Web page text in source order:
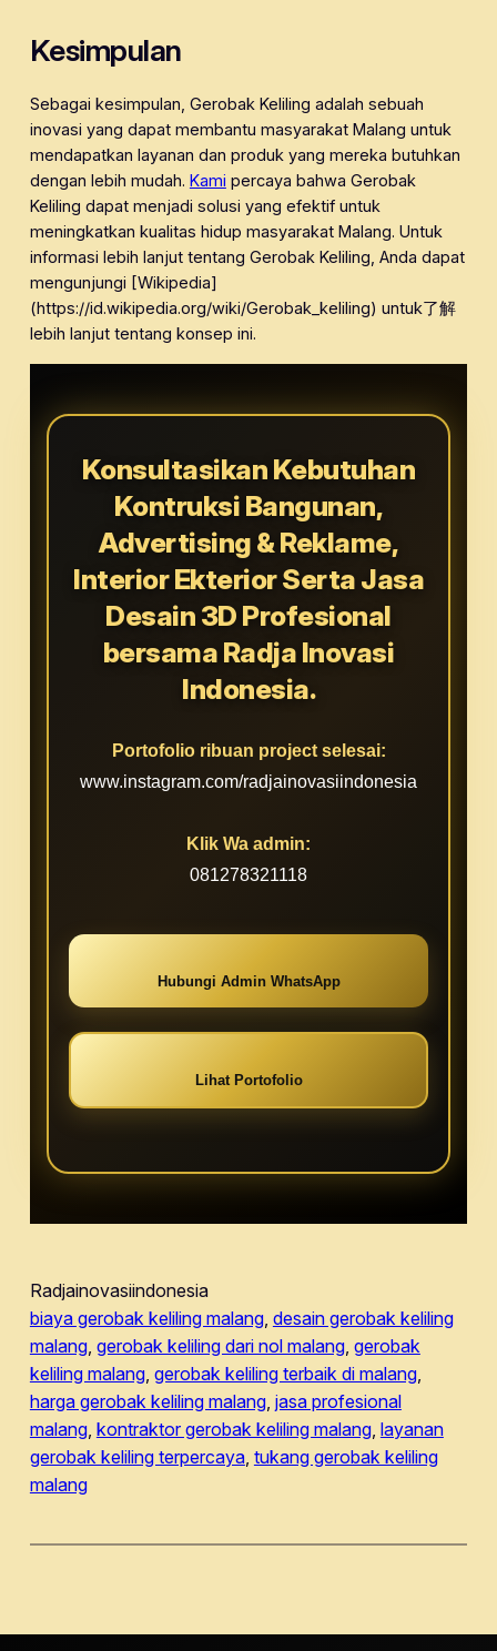
Kesimpulan
Sebagai kesimpulan, Gerobak Keliling adalah sebuah
inovasi yang dapat membantu masyarakat Malang untuk
mendapatkan layanan dan produk yang mereka butuhkan
dengan lebih mudah. Kami percaya bahwa Gerobak
Keliling dapat menjadi solusi yang efektif untuk
meningkatkan kualitas hidup masyarakat Malang. Untuk
informasi lebih lanjut tentang Gerobak Keliling, Anda dapat
mengunjungi [Wikipedia]
(https://id.wikipedia.org/wiki/Gerobak_keliling) untuk了解
lebih lanjut tentang konsep ini.
Konsultasikan Kebutuhan
Kontruksi Bangunan,
Advertising & Reklame,
Interior Ekterior Serta Jasa
Desain 3D Profesional
bersama Radja Inovasi
Indonesia.
Portofolio ribuan project selesai:
www.instagram.com/radjainovasiindonesia
Klik Wa admin:
081278321118
Hubungi Admin WhatsApp
Lihat Portofolio
Radjainovasiindonesia
biaya gerobak keliling malang, desain gerobak keliling
malang, gerobak keliling dari nol malang, gerobak
keliling malang, gerobak keliling terbaik di malang
harga gerobak keliling malang, jasa profesional
malang, kontraktor gerobak keliling malang, layanan
gerobak keliling terpercaya, tukang gerobak keliling
malang